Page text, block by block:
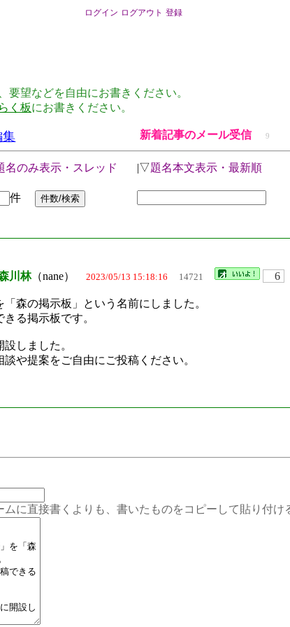
ログイン ログアウト 登録
望などを自由にお書きください。
く板にお書きください。
集 新着記事のメール受信 9
名のみ表示・スレッド
|▽題名本文表示・最新順
件
川林（nane） 2023/05/13 15:18:16 14721 6
森の掲示板」という名前にしました。
る掲示板です。
しました。
や提案をご自由にご投稿ください。
接書くよりも、書いたものをコピーして貼り付ける